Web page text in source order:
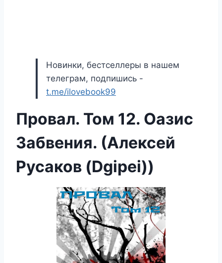
Новинки, бестселлеры в нашем
телеграм, подпишись -
t.me/ilovebook99
Провал. Том 12. Оазис
Забвения. (Алексей
Русаков (Dgipei))